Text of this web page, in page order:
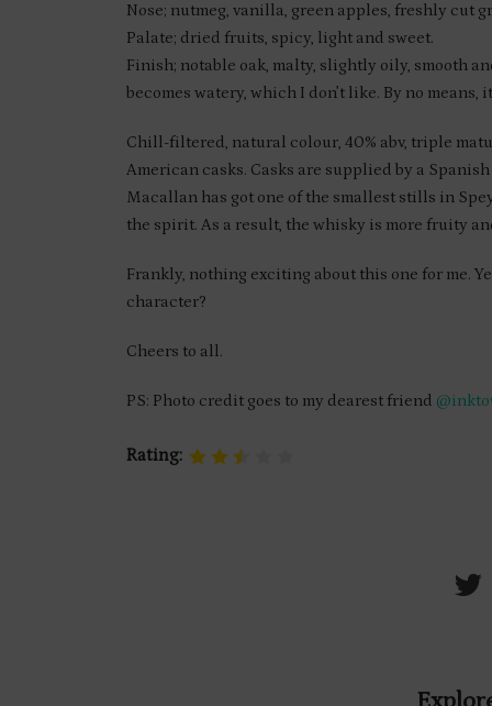
Nose; nutmeg, vanilla, green apples, freshly cut
Palate; dried fruits, spicy, light and sweet.
Finish; notable oak, malty, slightly oily, smooth
becomes watery, which I don’t like. By no means,
Chill-filtered, natural colour, 40% abv, triple
American casks. Casks are supplied by a Spanish
Macallan has got one of the smallest stills in
the spirit. As a result, the whisky is more fruity
Frankly, nothing exciting about this one for me.
character?
Cheers to all.
PS: Photo credit goes to my dearest friend
Rating: